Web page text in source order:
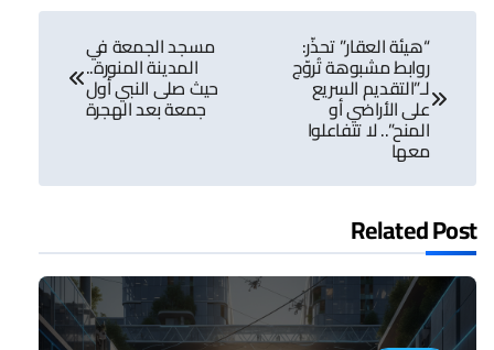
تصفّح
المقالات
“هيئة العقار” تحذّر:
روابط مشبوهة تُروّج
لـ”التقديم السريع
على الأراضي أو
المنح”.. لا تتفاعلوا
معها
مسجد الجمعة في
المدينة المنورة..
حيث صلى النبي أول
جمعة بعد الهجرة
Related Post